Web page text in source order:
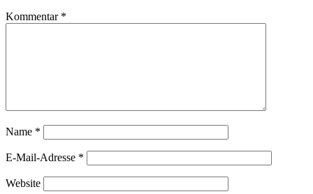
Kommentar *
Name *
E-Mail-Adresse *
Website